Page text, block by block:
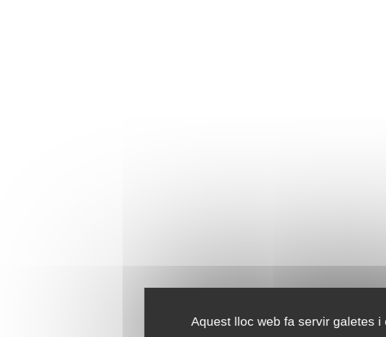
Aquest lloc web fa servir galetes